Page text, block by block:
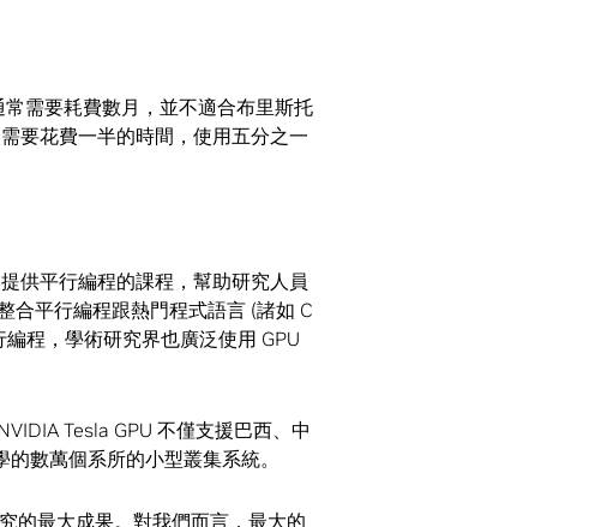
需要耗費數月，並不適合布里斯托
要花費一半的時間，使用五分之一
供平行編程的課程，幫助研究人員
合平行編程跟熱門程式語言 (諸如 C
程，學術研究界也廣泛使用 GPU
Tesla GPU 不僅支援巴西、中
數萬個系所的小型叢集系統。
的最大成果。對我們而言，最大的